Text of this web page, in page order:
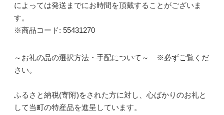
によっては発送までにお時間を頂戴することがございま
す。
※商品コード: 55431270
～お礼の品の選択方法・手配について～ ※必ずご覧くだ
さい。
ふるさと納税(寄附)をされた方に対し、心ばかりのお礼と
して当町の特産品を進呈しています。